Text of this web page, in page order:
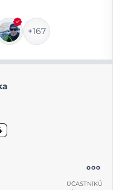
+167
ÚČASTNÍKŮ